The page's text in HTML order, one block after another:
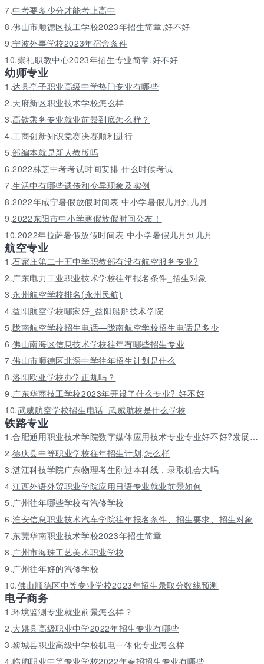
7.中考要多少分才能考上高中
8.佛山市顺德区技工学校2023年招生简章,好不好
9.宁波外事学校2023年宿舍条件
10.崇礼职教中心2023年招生专业简章,好不好
幼师专业
1.达县亭子职业高级中学热门专业有哪些
2.天府新区职业技术学校怎么样
3.高铁乘务专业就业前景到底怎么样？
4.工商创新知识竞赛决赛顺利进行
5.部编本就是新人教版吗
6.2022林芝中考考试时间安排 什么时候考试
7.生活中有哪些遗传和变异现象及实例
8.2022年咸宁暑假放假时间表 中小学暑假几月到几月
9.2022东阳市中小学寒假放假时间公布！
10.2022年拉萨暑假放假时间表 中小学暑假几月到几月
航空专业
1.石家庄第二十五中学职教部有没有航空服务专业?
2.广东电力工业职业技术学校往年报名条件_招生对象
3.永州航空学校排名(永州民航)
4.益阳航空学校哪家好_益阳船舶技术学院
5.陇南航空学校招生电话—陇南航空学校招生电话是多少
6.佛山南海区信息技术学校往年有哪些招生专业
7.佛山市顺德区北滘中学往年招生计划是什么
8.洛阳欧亚学校办学正规吗？
9.广东华商技工学校2023年开设了什么专业?-好不好
10.武威航空学校招生电话_武威航校是什么学校
铁路专业
1.合肥通用职业技术学院数字媒体应用技术专业专业好不好?发展前景怎样
2.德庆县中等职业学校往年招生计划,怎么样
3.湛江科技学院广东物理考生刚过本科线，录取机会大吗
4.江西外语外贸职业学院应用日语专业就业前景如何
5.广州往年哪些学校有汽修学校
6.淮安信息职业技术汽车学院往年报名条件、招生要求、招生对象
7.东莞华南职业技术学校2023年招生简章
8.广州市海珠工艺美术职业学校
9.广州往年好的汽修学校
10.佛山顺德区中等专业学校2023年招生录取分数线预测
电子商务
1.环境监测专业就业前景怎么样？
2.大姚县高级职业中学2022年招生专业有哪些
3.黎城县职业高级中学校机电一体化专业怎么样
4.临朐职业中等专业学校2022年春招招生专业有哪些